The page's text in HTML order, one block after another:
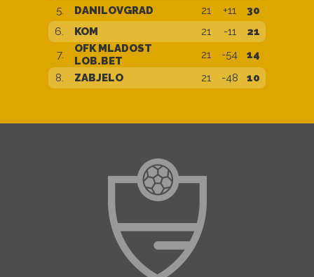
5.
DANILOVGRAD 21 +11
30
6.
KOM 21 -11
21
7.
OFK MLADOST
LOB.BET
21 -54
14
8.
ZABJELO 21 -48 10